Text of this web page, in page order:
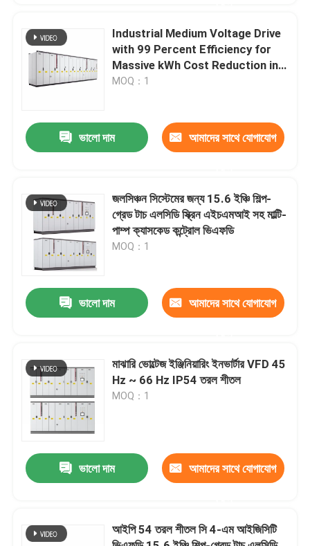
বাড়ি
ভিডিও
আমাদের সম্পর্কে
কারখানা পরিদর্শন
গুণমান নিয়ন্ত্রণ
আমাদের সাথে যোগাযোগ
খবর
VFD পরিবর্তনশীল ফ্রিকোয়েন্সি ড্রাইভ
Industrial Medium Voltage Drive
with 99 Percent Efficiency for
Massive kWh Cost Reduction in
Heavy Industries
MOQ：1
ভালো দাম আমাদের সাথে যোগাযোগ
জলসিঞ্চন সিস্টেমের জন্য 15.6 ইঞ্চি শিল্প-
গ্রেড টাচ এলসিডি স্ক্রিন এইচএমআই সহ মাল্টি-
পাম্প ক্যাসকেড কন্ট্রোল ভিএফডি
MOQ：1
ভালো দাম আমাদের সাথে যোগাযোগ
মাঝারি ভোল্টেজ ইঞ্জিনিয়ারিং ইনভার্টার VFD 45
Hz ~ 66 Hz IP54 তরল শীতল
MOQ：1
ভালো দাম আমাদের সাথে যোগাযোগ
আইপি 54 তরল শীতল সি 4-এম আইজিসিটি